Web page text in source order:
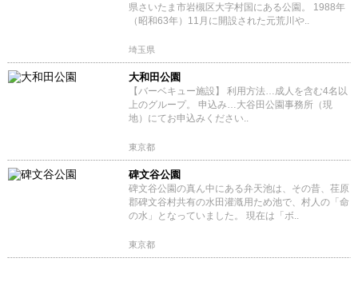
県さいたま市岩槻区大字村国にある公園。 1988年
（昭和63年）11月に開設された元荒川や..
埼玉県
大和田公園
【バーベキュー施設】 利用方法…成人を含む4名以
上のグループ。 申込み…大谷田公園事務所（現
地）にてお申込みください..
東京都
碑文谷公園
碑文谷公園の真ん中にある弁天池は、その昔、荏原
郡碑文谷村共有の水田灌漑用ため池で、村人の「命
の水」となっていました。 現在は「ボ..
東京都